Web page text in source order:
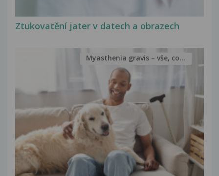
Ztukovatění jater v datech a obrazech
Myasthenia gravis – vše, co...